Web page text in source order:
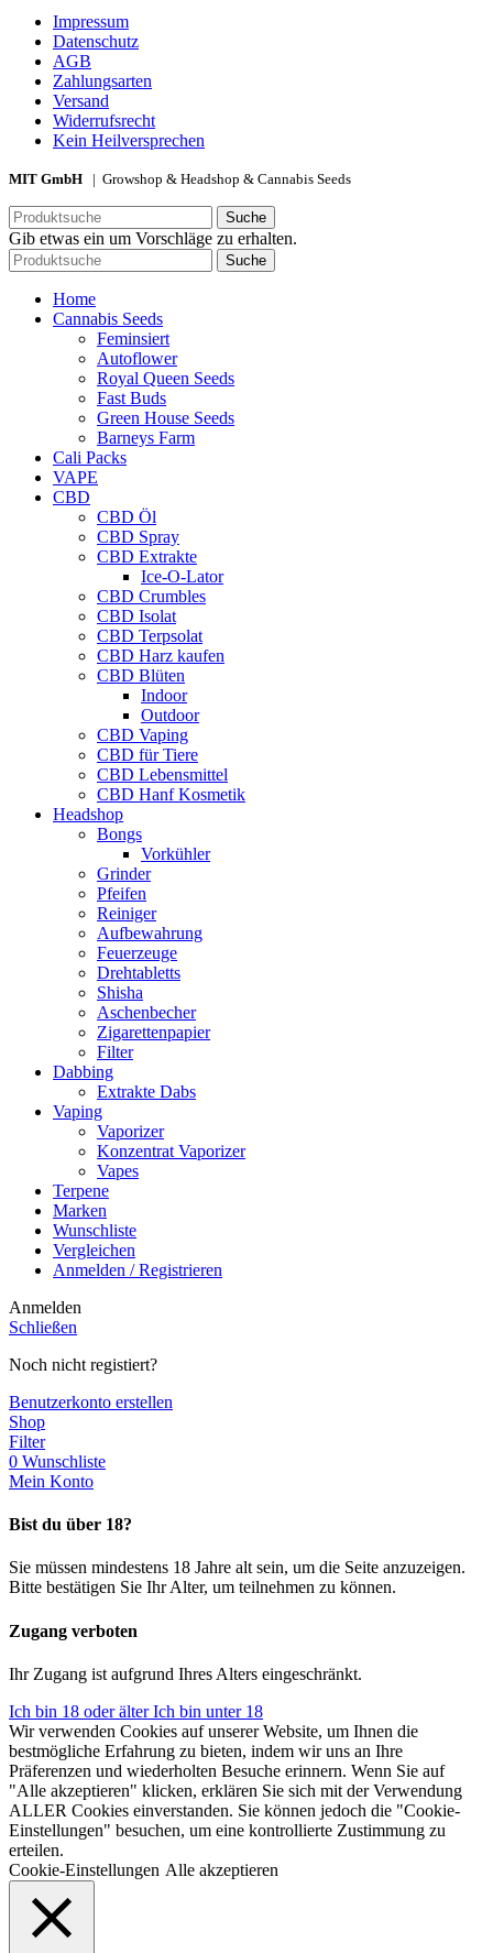
Impressum
Datenschutz
AGB
Zahlungsarten
Versand
Widerrufsrecht
Kein Heilversprechen
MIT GmbH | Growshop & Headshop & Cannabis Seeds
Suche
Gib etwas ein um Vorschläge zu erhalten.
Suche
Home
Cannabis Seeds
Feminsiert
Autoflower
Royal Queen Seeds
Fast Buds
Green House Seeds
Barneys Farm
Cali Packs
VAPE
CBD
CBD Öl
CBD Spray
CBD Extrakte
Ice-O-Lator
CBD Crumbles
CBD Isolat
CBD Terpsolat
CBD Harz kaufen
CBD Blüten
Indoor
Outdoor
CBD Vaping
CBD für Tiere
CBD Lebensmittel
CBD Hanf Kosmetik
Headshop
Bongs
Vorkühler
Grinder
Pfeifen
Reiniger
Aufbewahrung
Feuerzeuge
Drehtabletts
Shisha
Aschenbecher
Zigarettenpapier
Filter
Dabbing
Extrakte Dabs
Vaping
Vaporizer
Konzentrat Vaporizer
Vapes
Terpene
Marken
Wunschliste
Vergleichen
Anmelden / Registrieren
Anmelden
Schließen
Noch nicht registiert?
Benutzerkonto erstellen
Shop
Filter
0 Wunschliste
Mein Konto
Bist du über 18?
Sie müssen mindestens 18 Jahre alt sein, um die Seite anzuzeigen.
Bitte bestätigen Sie Ihr Alter, um teilnehmen zu können.
Zugang verboten
Ihr Zugang ist aufgrund Ihres Alters eingeschränkt.
Ich bin 18 oder älterIch bin unter 18
Wir verwenden Cookies auf unserer Website, um Ihnen die
bestmögliche Erfahrung zu bieten, indem wir uns an Ihre
Präferenzen und wiederholten Besuche erinnern. Wenn Sie auf
"Alle akzeptieren" klicken, erklären Sie sich mit der Verwendung
ALLER Cookies einverstanden. Sie können jedoch die "Cookie-
Einstellungen" besuchen, um eine kontrollierte Zustimmung zu
erteilen.
Cookie-Einstellungen Alle akzeptieren